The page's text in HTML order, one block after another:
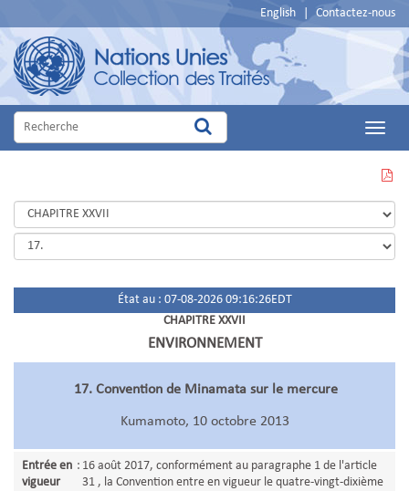
English Contactez-nous
Main
CETTE
PAGE
EN
PDF
État au : 07-08-2026 09:16:26EDT
CHAPITRE XXVII
ENVIRONNEMENT
17. Convention de Minamata sur le mercure
Kumamoto, 10 octobre 2013
Entrée en
vigueur
: 16 août 2017, conformément au paragraphe 1 de l'article
31 , la Convention entre en vigueur le quatre-vingt-dixième